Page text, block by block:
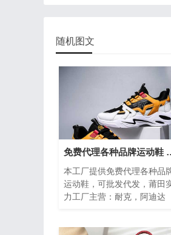
随机图文
免费代理各种品
本工厂提供免费代理各种品
运动鞋，可批发代发，莆田
力工厂主营：耐克，阿迪达